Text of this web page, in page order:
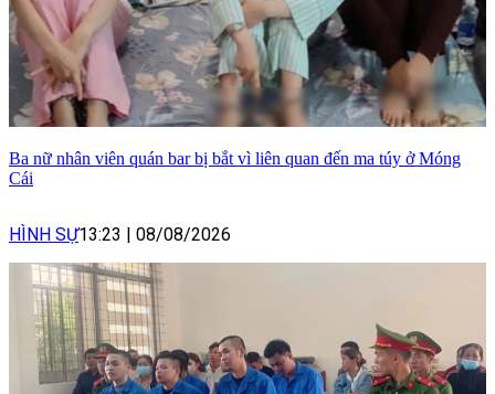
Ba nữ nhân viên quán bar bị bắt vì liên quan đến ma túy ở Móng
Cái
HÌNH SỰ13:23 08/08/2026